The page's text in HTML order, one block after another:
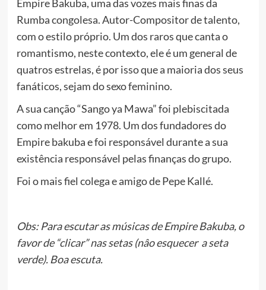
Empire Bakuba, uma das vozes mais finas da
Rumba congolesa. Autor-Compositor de talento,
com o estilo próprio. Um dos raros que canta o
romantismo, neste contexto, ele é um general de
quatros estrelas, é por isso que a maioria dos seus
fanáticos, sejam do sexo feminino.
A sua canção “Sango ya Mawa” foi plebiscitada
como melhor em 1978. Um dos fundadores do
Empire bakuba e foi responsável durante a sua
existência responsável pelas finanças do grupo.
Foi o mais fiel colega e amigo de Pepe Kallé.
Obs: Para escutar as músicas de Empire Bakuba, o
favor de “clicar” nas setas (nâo esquecer a seta
verde). Boa escuta.